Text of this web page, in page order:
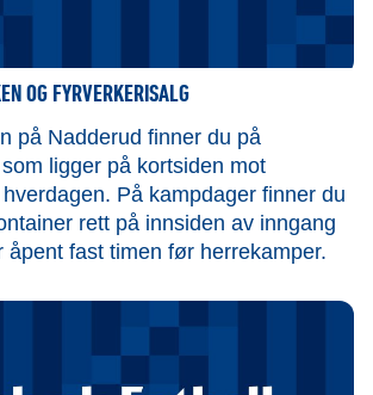
OG FYRVERKERISALG
på Nadderud finner du på
ligger på kortsiden mot
På kampdager finner du
rett på innsiden av inngang
åpent fast timen før herrekamper.